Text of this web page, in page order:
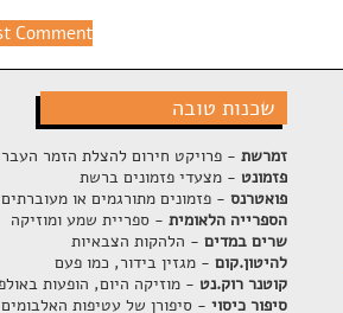
שכנות טובה
זמרשת- פרויקט חירום להצלת הזמר
פזמונט - מצעדי פזמונים ברשת
פואטרנס- פזמונים מתורגמים או מעוברתים
הספרייה הלאומית- ספריית שמע ומוזיקה
שרים במדים- הלהקות הצבאיות
להיטון.קום- מגזין בידור, כמו פעם
קוטנר רוק.נט - מוזיקה היום, הופעות
סיפור כיסוי- סיפורן של עטיפות